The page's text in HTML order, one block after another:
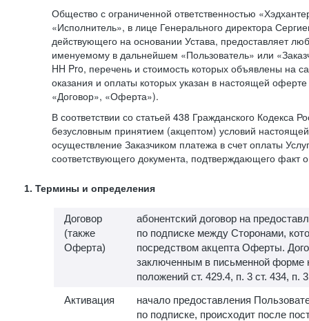
Общество с ограниченной ответственностью
«Исполнитель», в лице Генерального директора
действующего на основании Устава, предоставляет
именуемому в дальнейшем «Пользователь» или
HH Pro, перечень и стоимость которых объявлены на
оказания и оплаты которых указан в настоящей
«Договор», «Оферта»).
В соответствии со статьей 438 Гражданского Кодекса
безусловным принятием (акцептом) условий
осуществление Заказчиком платежа в счет оплаты
соответствующего документа, подтверждающего факт
1. Термины и определения
Договор
(также
Оферта)
абонентский договор на
по подписке между Сторонами,
посредством акцепта Оферты.
заключенным в письменной форме
положений ст. 429.4, п. 3 ст. 434, п.
Активация
начало предоставления
по подписке, происходит после